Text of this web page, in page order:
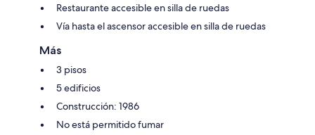
Restaurante accesible en silla de ruedas
Vía hasta el ascensor accesible en silla de ruedas
Más
3 pisos
5 edificios
Construcción: 1986
No está permitido fumar